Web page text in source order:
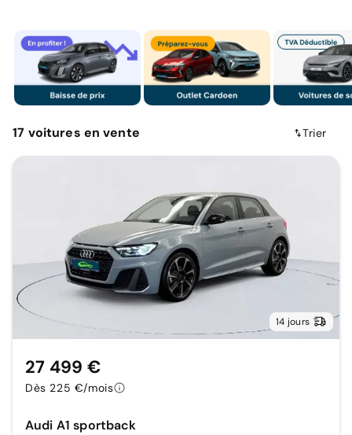
17 voitures en vente Trier
14 jours
Audi A1 sportback
27 499 €
Dès 225 €/mois